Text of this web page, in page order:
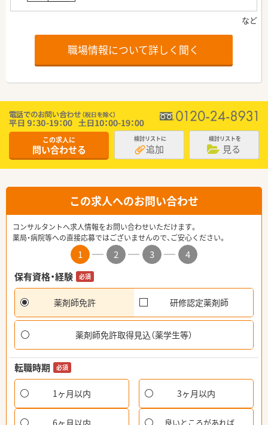
職場情報について詳しく聞く
この求人に
問い合わせる
検討リストに
追加
検討リストを
見る
この求人へのお問い合わせ
コンサルタントへ求人情報をお問い合わせいただけます。
薬局・病院等への直接応募ではございませんので、ご安心ください。
1 2 3
4
保有資格・経験
必須
薬剤師免許 研修認定薬剤師
薬剤師免許取得見込（薬学生等）
転職時期 必須
1ヶ月以内 3ヶ月以内
良いところがあれば